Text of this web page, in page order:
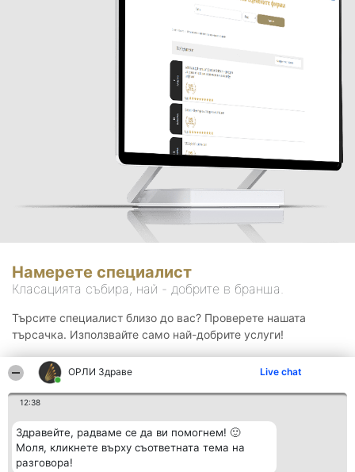
ОРЛИ Здраве Live chat
12:38
Здравейте, радваме се да ви помогнем! 🙂
Моля, кликнете върху съответната тема на
разговора!
Намерете специалист
Класацията събира, най - добрите в бранша.
Търсите специалист близо до вас? Проверете нашата
търсачка. Използвайте само най-добрите услуги!